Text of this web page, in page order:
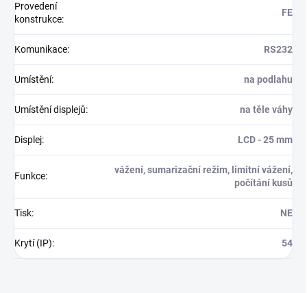
Provedení
konstrukce:
FE
Komunikace: RS232
Umístění: na podlahu
Umístění displejů: na těle váhy
Displej: LCD - 25 mm
Funkce:
vážení, sumarizační režim, limitní vážení,
počítání kusů
Tisk: NE
Krytí (IP): 54